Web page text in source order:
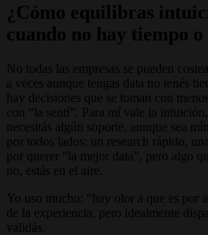
¿Cómo equilibras
cuando no hay tiempo
No todas las empresas se pueden
a veces aunque tengas data no tenés
hay decisiones que se toman con
con “la sentí”. Para mí vale la
necesitás algún soporte, aunque sea
por todos lados: un research rápido,
por querer “la mejor data”, pero algo
no, estás en el aire.
Yo uso mucho: “hay olor a que es por
de la experiencia, pero idealmente
validás.